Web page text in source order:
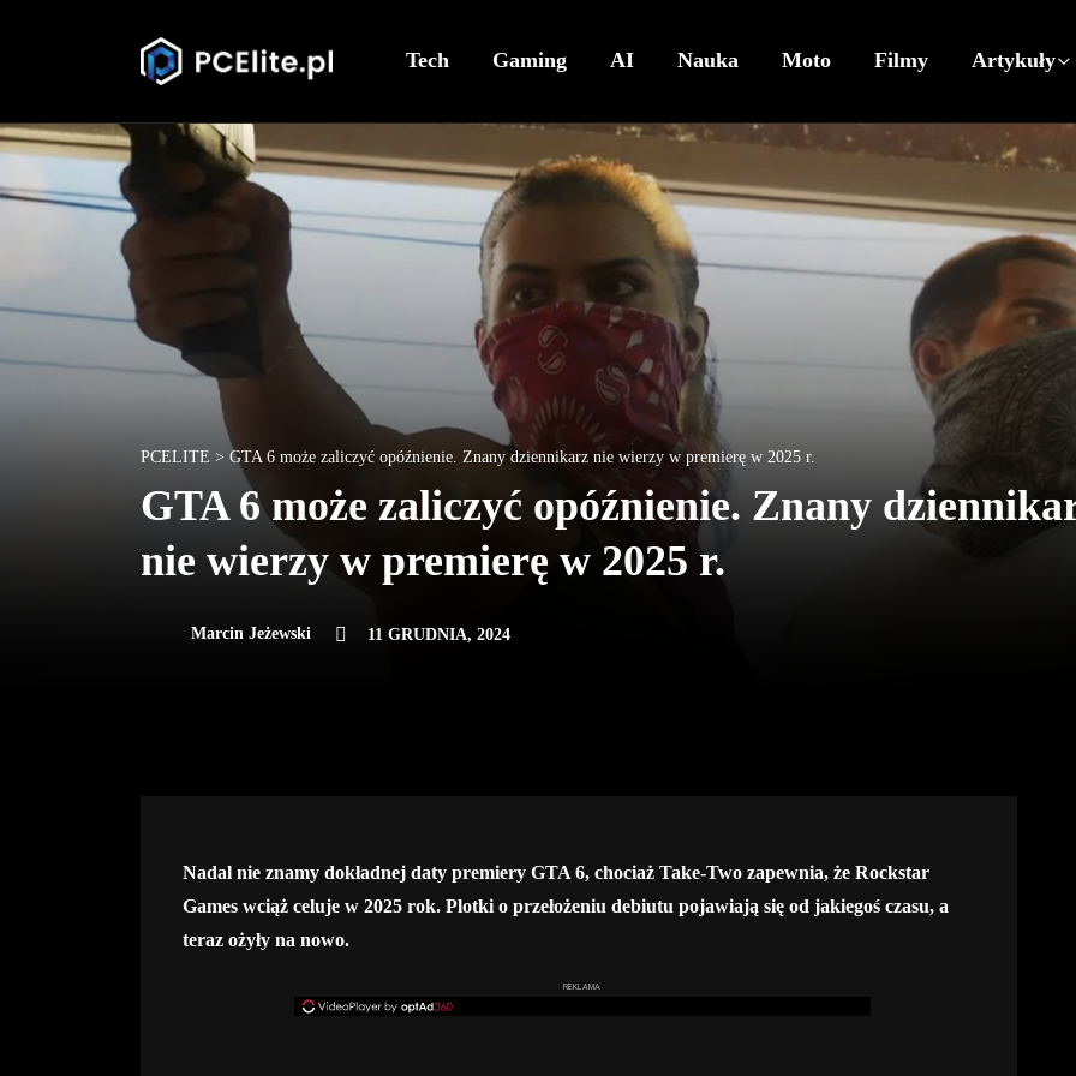
Tech Gaming AI Nauka Moto Filmy Artykuły
PCELITE > GTA 6 może zaliczyć opóźnienie. Znany dziennikarz nie wierzy w premierę w 2025 r.
GTA 6 może zaliczyć opóźnienie. Znany
nie wierzy w premierę w 2025 r.
Marcin Jeżewski 11 GRUDNIA, 2024
Nadal nie znamy dokładnej daty premiery GTA 6, chociaż Take-Two zapewnia, że Rockstar
Games wciąż celuje w 2025 rok. Plotki o przełożeniu debiutu pojawiają się od jakiegoś czasu, a
teraz ożyły na nowo.
REKLAMA